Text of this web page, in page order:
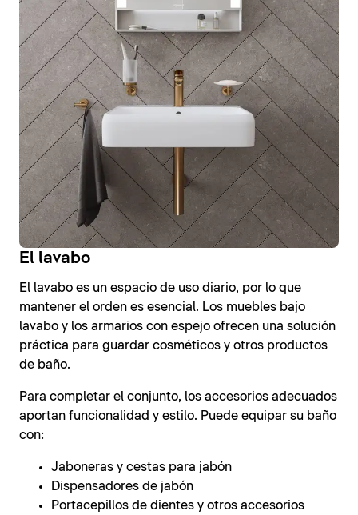
El lavabo
El lavabo es un espacio de uso diario, por lo que
mantener el orden es esencial. Los muebles bajo
lavabo y los armarios con espejo ofrecen una solución
práctica para guardar cosméticos y otros productos
de baño.
Para completar el conjunto, los accesorios adecuados
aportan funcionalidad y estilo. Puede equipar su baño
con:
Jaboneras y cestas para jabón
Dispensadores de jabón
Portacepillos de dientes y otros accesorios